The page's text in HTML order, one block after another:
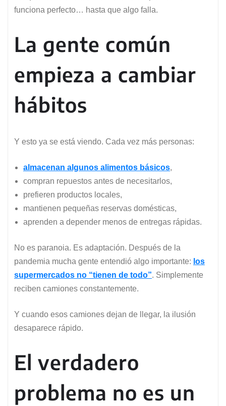
funciona perfecto… hasta que algo falla.
La gente común
empieza a cambiar
hábitos
Y esto ya se está viendo. Cada vez más personas:
almacenan algunos alimentos básicos,
compran repuestos antes de necesitarlos,
prefieren productos locales,
mantienen pequeñas reservas domésticas,
aprenden a depender menos de entregas rápidas.
No es paranoia. Es adaptación. Después de la
pandemia mucha gente entendió algo importante: los
supermercados no “tienen de todo”. Simplemente
reciben camiones constantemente.
Y cuando esos camiones dejan de llegar, la ilusión
desaparece rápido.
El verdadero
problema no es un